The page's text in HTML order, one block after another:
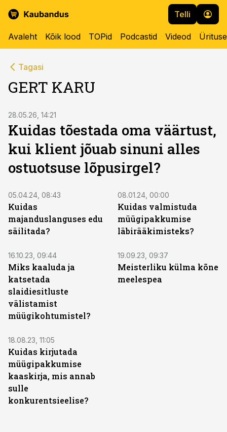
Telli
Avaleht Kõik lood TOPid Podcastid Videod
Tagasi
GERT KARU
28.05.26, 14:21
Kuidas tõestada oma väärtust,
kui klient jõuab sinuni alles
ostuotsuse lõpusirgel?
05.04.24, 08:43
Kuidas
majanduslanguses edu
säilitada?
08.01.24, 00:00
Kuidas valmistuda
müügipakkumise
läbirääkimisteks?
16.10.23, 09:44
Miks kaaluda ja
katsetada
slaidiesitluste
välistamist
müügikohtumistel?
19.09.23, 09:37
Meisterliku külma kõne
meelespea
18.08.23, 11:05
Kuidas kirjutada
müügipakkumise
kaaskirja, mis annab
sulle
konkurentsieelise?